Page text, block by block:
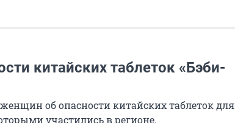
китайских таблеток «Бэби-
об опасности китайских таблеток для
участились в регионе.